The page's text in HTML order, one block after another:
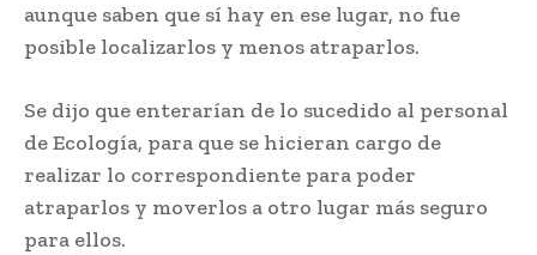
aunque saben que sí hay en ese lugar, no fue
posible localizarlos y menos atraparlos.
Se dijo que enterarían de lo sucedido al personal
de Ecología, para que se hicieran cargo de
realizar lo correspondiente para poder
atraparlos y moverlos a otro lugar más seguro
para ellos.